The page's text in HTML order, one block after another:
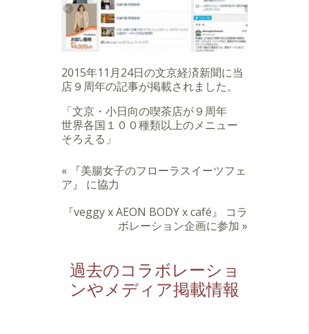
2015年11月24日の文京経済新聞に当
店９周年の記事が掲載されました。
「文京・小日向の喫茶店が９周年
世界各国１００種類以上のメニュー
そろえる」
« 『美腸女子のフローラスイーツフェ
ア』 に協力
『veggy x AEON BODY x café』 コラ
ボレーション企画に参加 »
過去のコラボレーショ
ンやメディア掲載情報